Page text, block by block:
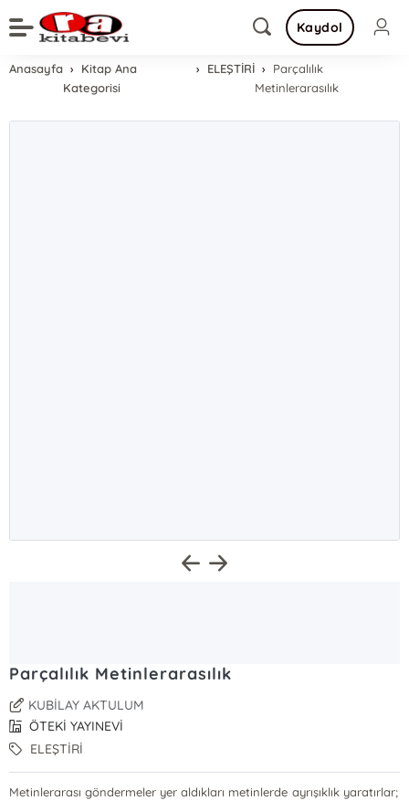
Kaydol
Anasayfa
Kitap Ana
Kategorisi
ELEŞTİRİ
Parçalılık
Metinlerarasılık
Parçalılık Metinlerarasılık
KUBİLAY AKTULUM
ÖTEKİ YAYINEVİ
ELEŞTİRİ
Metinlerarası göndermeler yer aldıkları metinlerde ayrışıklık yaratırlar;